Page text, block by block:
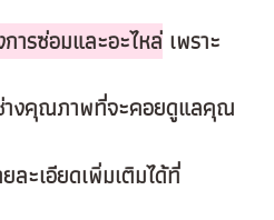
ารซ่อมและอะไหล่ เพราะ
างคุณภาพที่จะคอยดูแลคุณ
ละเอียดเพิ่มเติมได้ที่